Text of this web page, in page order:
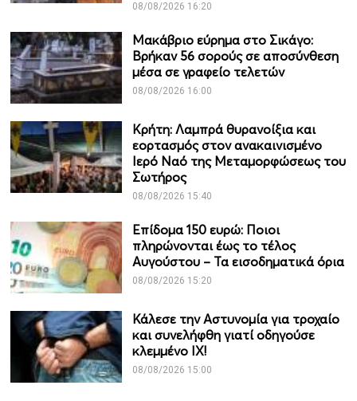
08/08/2026 16:20
Μακάβριο εύρημα στο Σικάγο:
Βρήκαν 56 σορούς σε αποσύνθεση
μέσα σε γραφείο τελετών
08/08/2026 16:00
Κρήτη: Λαμπρά θυρανοίξια και
εορτασμός στον ανακαινισμένο
Ιερό Ναό της Μεταμορφώσεως του
Σωτήρος
08/08/2026 15:40
Επίδομα 150 ευρώ: Ποιοι
πληρώνονται έως το τέλος
Αυγούστου – Τα εισοδηματικά όρια
08/08/2026 15:20
Κάλεσε την Αστυνομία για τροχαίο
και συνελήφθη γιατί οδηγούσε
κλεμμένο ΙΧ!
08/08/2026 15:00